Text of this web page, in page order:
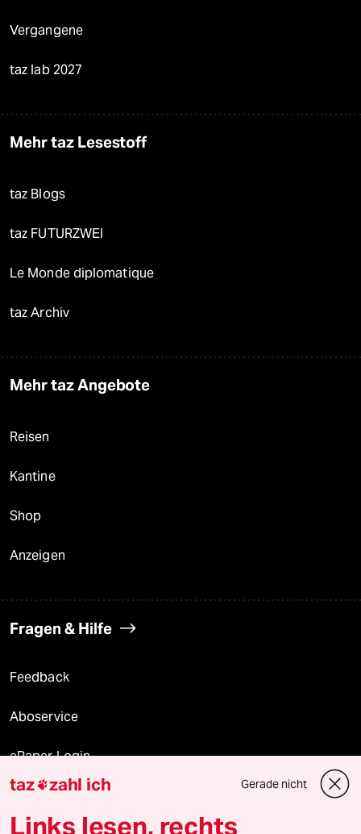
Vergangene
taz lab 2027
Mehr taz Lesestoff
taz Blogs
taz FUTURZWEI
Le Monde diplomatique
taz Archiv
Mehr taz Angebote
Reisen
Kantine
Shop
Anzeigen
Fragen & Hilfe
Feedback
Aboservice
ePaper Login
Downloads für Abonnierende
taz zahl ich Gerade nicht
Links lesen, rechts